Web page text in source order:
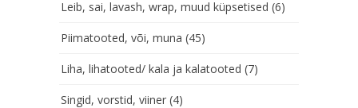
Leib, sai, lavash, wrap, muud küpsetised (6)
Piimatooted, või, muna (45)
Liha, lihatooted/ kala ja kalatooted (7)
Singid, vorstid, viiner (4)